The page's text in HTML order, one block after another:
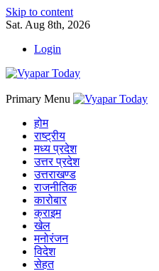
Skip to content
Sat. Aug 8th, 2026
Login
Primary Menu
होम
राष्ट्रीय
मध्य प्रदेश
उत्तर प्रदेश
उत्तराखण्ड
राजनीतिक
कारोबार
क्राइम
खेल
मनोरंजन
विदेश
सेहत